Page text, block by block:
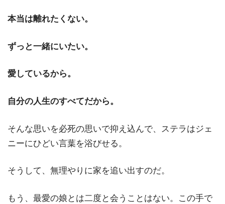
本当は離れたくない。
ずっと一緒にいたい。
愛しているから。
自分の人生のすべてだから。
そんな思いを必死の思いで抑え込んで、ステラはジェ
ニーにひどい言葉を浴びせる。
そうして、無理やりに家を追い出すのだ。
もう、最愛の娘とは二度と会うことはない。この手で